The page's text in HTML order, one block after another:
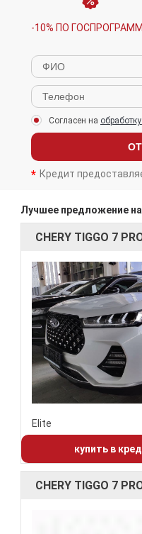
-10% ПО
Согласен на
Кредит
Лучшее предложение на
CHERY TIGGO 7
Elite
купить в
CHERY TIGGO 7